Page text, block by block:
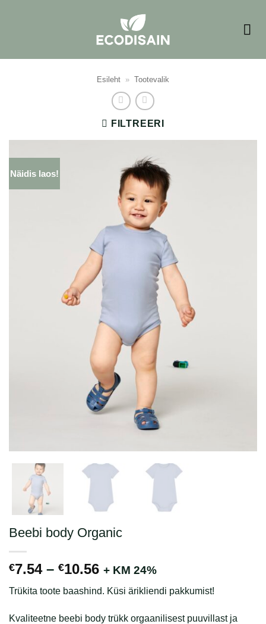
Esileht » Tootevalik
FILTREERI
Näidis laos!
Beebi body Organic
€7.54 – €10.56Hinnavahemik:
kuni
€10.56
+ KM 24%
Trükita toote baashind. Küsi ärikliendi pakkumist!
Kvaliteetne beebi body trükk orgaanilisest puuvillast ja